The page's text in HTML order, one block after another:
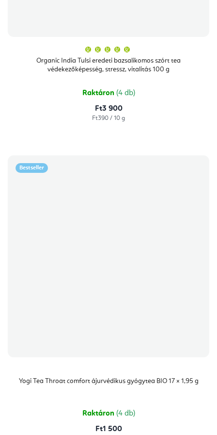
Organic India Tulsi eredeti bazsalikomos szórt tea
védekezőképesség, stressz, vitalitás 100 g
átlagos
értékelése
5-
csillag.
Raktáron (4 db)
Ft3 900
Egységár:
Ft390 / 10 g
Bestseller
Yogi Tea Throat comfort ájurvédikus gyógytea BIO 17 × 1,95 g
Raktáron (4 db)
Ft1 500